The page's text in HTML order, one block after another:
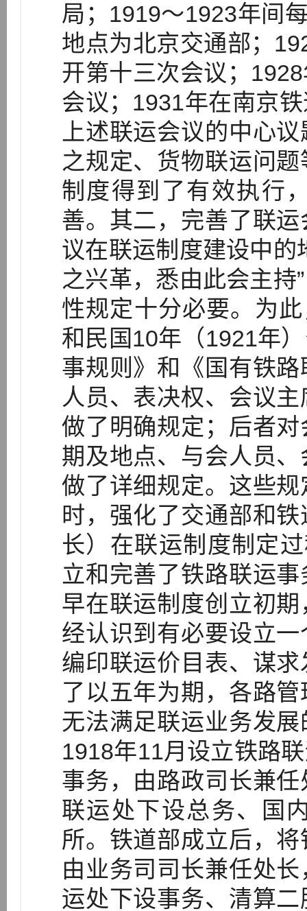
局；1919～1923年间
地点为北京交通部；
开第十三次会议；
会议；1931年在南京
上述联运会议的中心
之规定、货物联运问
制度得到了有效执行
善。其二，完善了联
议在联运制度建设中的
之兴革，悉由此会主持
性规定十分必要。为
和民国10年（1921年
事规则》和《国有铁
人员、表决权、会议
做了明确规定；后者
期及地点、与会人员
做了详细规定。这些
时，强化了交通部和
长）在联运制度制定
立和完善了铁路联运
早在联运制度创立初
经认识到有必要设立
编印联运价目表、谋
了以五年为期，各路
无法满足联运业务发
1918年11月设立铁路
事务，由路政司长兼
联运处下设总务、国
所。铁道部成立后，
由业务司司长兼任处
运处下设事务、清算